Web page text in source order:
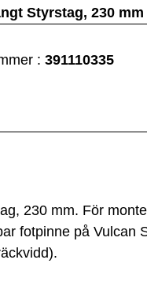
230 mm. För
fotpinne på Vulcan
Styrstag, 230 mm
: 391110335